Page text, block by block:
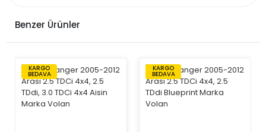
Benzer Ürünler
KARGO
BEDAVA
KARGO
BEDAVA